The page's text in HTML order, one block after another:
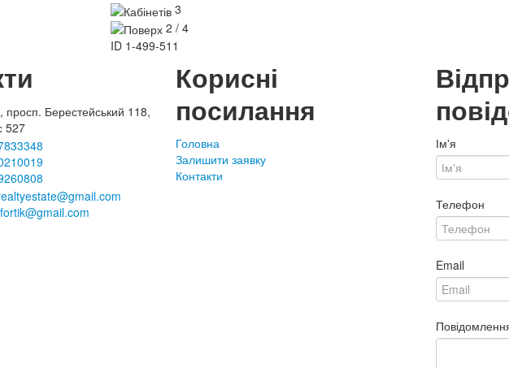
3
2 / 4
ID 1-499-511
просп. Берестейський 118,
527
Корисні
посилання
Головна
Залишити заявку
Контакти
Ім'я
Телефон
Email